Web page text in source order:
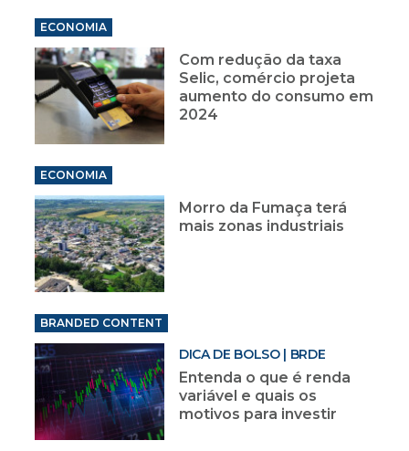
ECONOMIA
Com redução da taxa
Selic, comércio projeta
aumento do consumo em
2024
ECONOMIA
Morro da Fumaça terá
mais zonas industriais
BRANDED CONTENT
DICA DE BOLSO | BRDE
Entenda o que é renda
variável e quais os
motivos para investir